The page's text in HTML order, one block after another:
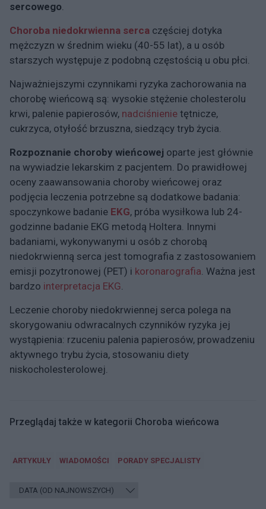
sercowego.
Choroba niedokrwienna serca częściej dotyka
mężczyzn w średnim wieku (40-55 lat), a u osób
starszych występuje z podobną częstością u obu płci.
Najważniejszymi czynnikami ryzyka zachorowania na
chorobę wieńcową są: wysokie stężenie cholesterolu
krwi, palenie papierosów, nadciśnienie tętnicze,
cukrzyca, otyłość brzuszna, siedzący tryb życia.
Rozpoznanie choroby wieńcowej oparte jest głównie
na wywiadzie lekarskim z pacjentem. Do prawidłowej
oceny zaawansowania choroby wieńcowej oraz
podjęcia leczenia potrzebne są dodatkowe badania:
spoczynkowe badanie EKG, próba wysiłkowa lub 24-
godzinne badanie EKG metodą Holtera. Innymi
badaniami, wykonywanymi u osób z chorobą
niedokrwienną serca jest tomografia z zastosowaniem
emisji pozytronowej (PET) i koronarografia. Ważna jest
bardzo interpretacja EKG.
Leczenie choroby niedokrwiennej serca polega na
skorygowaniu odwracalnych czynników ryzyka jej
wystąpienia: rzuceniu palenia papierosów, prowadzeniu
aktywnego trybu życia, stosowaniu diety
niskocholesterolowej.
Przeglądaj także w kategorii Choroba wieńcowa
ARTYKUŁY WIADOMOŚCI PORADY SPECJALISTY